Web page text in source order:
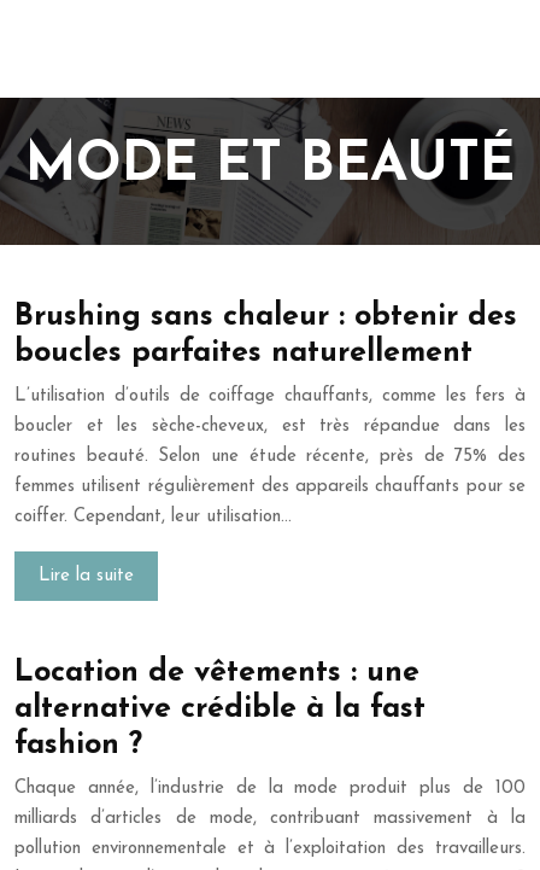
MODE ET BEAUTÉ
Brushing sans chaleur : obtenir des
boucles parfaites naturellement
L’utilisation d’outils de coiffage chauffants, comme les fers à
boucler et les sèche-cheveux, est très répandue dans les
routines beauté. Selon une étude récente, près de 75% des
femmes utilisent régulièrement des appareils chauffants pour se
coiffer. Cependant, leur utilisation…
Lire la suite
Location de vêtements : une
alternative crédible à la fast
fashion ?
Chaque année, l’industrie de la mode produit plus de 100
milliards d’articles de mode, contribuant massivement à la
pollution environnementale et à l’exploitation des travailleurs.